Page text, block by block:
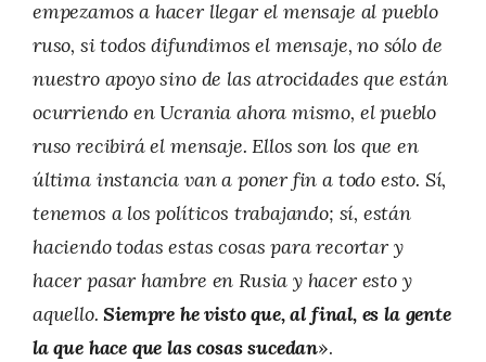
empezamos a hacer llegar el mensaje al pueblo
ruso, si todos difundimos el mensaje, no sólo de
nuestro apoyo sino de las atrocidades que están
ocurriendo en Ucrania ahora mismo, el pueblo
ruso recibirá el mensaje. Ellos son los que en
última instancia van a poner fin a todo esto. Sí,
tenemos a los políticos trabajando; sí, están
haciendo todas estas cosas para recortar y
hacer pasar hambre en Rusia y hacer esto y
aquello.Siempre he visto que, al final, es la gente
la que hace que las cosas sucedan».